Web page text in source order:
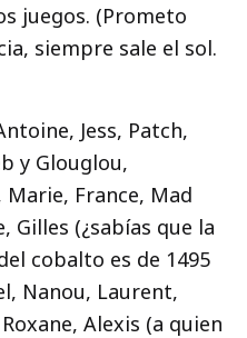
juegos. (Prometo
siempre sale el sol.
Jess, Patch,
y Glouglou,
Marie, France, Mad
Gilles (¿sabías que la
cobalto es de 1495
Nanou, Laurent,
Alexis (a quien